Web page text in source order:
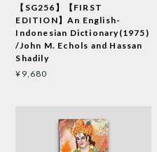
【SG256】【FIRST
EDITION】An English-
Indonesian Dictionary(1975)
/John M. Echols and Hassan
Shadily
¥9,680